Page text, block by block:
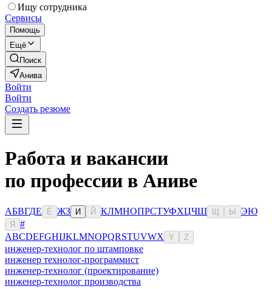
Ищу сотрудника
Сервисы
Помощь
Ещё
Поиск
Анива
Войти
Войти
Создать резюме
Работа и вакансии
по профессии в Аниве
АБВГДЕ Ё ЖЗ И Й КЛМНОПРСТУФХЦЧШ Ы ЭЮ
Я
#
ABCDEFGHIJKLMNOPQRSTUVWX Y Z
инженер-технолог по штамповке
инженер технолог-программист
инженер-технолог (проектирование)
инженер-технолог производства